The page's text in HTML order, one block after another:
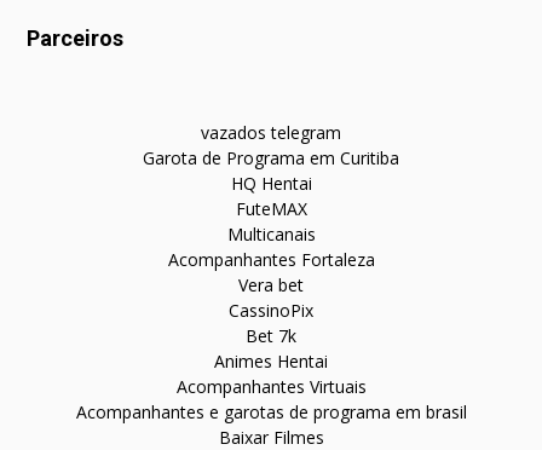
Parceiros
vazados telegram
Garota de Programa em Curitiba
HQ Hentai
FuteMAX
Multicanais
Acompanhantes Fortaleza
Vera bet
CassinoPix
Bet 7k
Animes Hentai
Acompanhantes Virtuais
Acompanhantes e garotas de programa em brasil
Baixar Filmes